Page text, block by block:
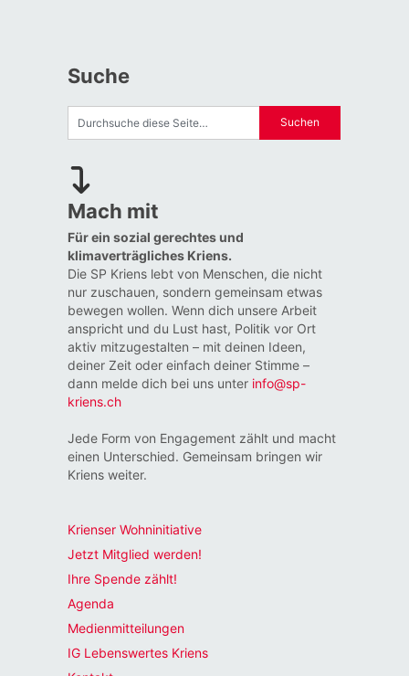
Suche
Mach mit
Für ein sozial gerechtes und
klimaverträgliches Kriens.
Die SP Kriens lebt von Menschen, die nicht
nur zuschauen, sondern gemeinsam etwas
bewegen wollen. Wenn dich unsere Arbeit
anspricht und du Lust hast, Politik vor Ort
aktiv mitzugestalten – mit deinen Ideen,
deiner Zeit oder einfach deiner Stimme –
dann melde dich bei uns unter info@sp-
kriens.ch
Jede Form von Engagement zählt und macht
einen Unterschied. Gemeinsam bringen wir
Kriens weiter.
Krienser Wohninitiative
Jetzt Mitglied werden!
Ihre Spende zählt!
Agenda
Medienmitteilungen
IG Lebenswertes Kriens